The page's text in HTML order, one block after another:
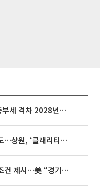
종부세 개편에도…1·3주택 종부세 격차 2028년부터 확대
미국, 가상자산 포괄 규제 속도…상원, ‘클래리티법’ 9월 절차투표 추진
이란, 미국에 호르무즈 합의 조건 제시…美 “경기 아직 안 끝나” [종합]